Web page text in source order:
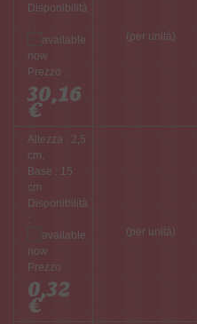
Disponibilità
:
Prezzo :
30,16
€
(per unità)
Altezza : 2,5
cm,
Base : 15
cm
Disponibilità
:
Prezzo :
0,32
€
(per unità)